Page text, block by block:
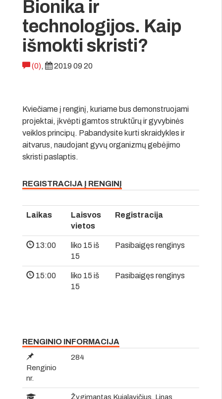
Bionika ir
technologijos. Kaip
išmokti skristi?
(0), 2019 09 20
Kviečiame į renginį, kuriame bus demonstruojami
projektai, įkvėpti gamtos struktūrų ir gyvybinės
veiklos principų. Pabandysite kurti skraidykles ir
aitvarus, naudojant gyvų organizmų gebėjimo
skristi paslaptis.
REGISTRACIJA Į RENGINĮ
Laikas
Laisvos
vietos
Registracija
13:00
liko 15 iš
15
Pasibaigęs renginys
15:00
liko 15 iš
15
Pasibaigęs renginys
RENGINIO INFORMACIJA
Renginio
nr.
284
Žygimantas Kujalavičius, Linas